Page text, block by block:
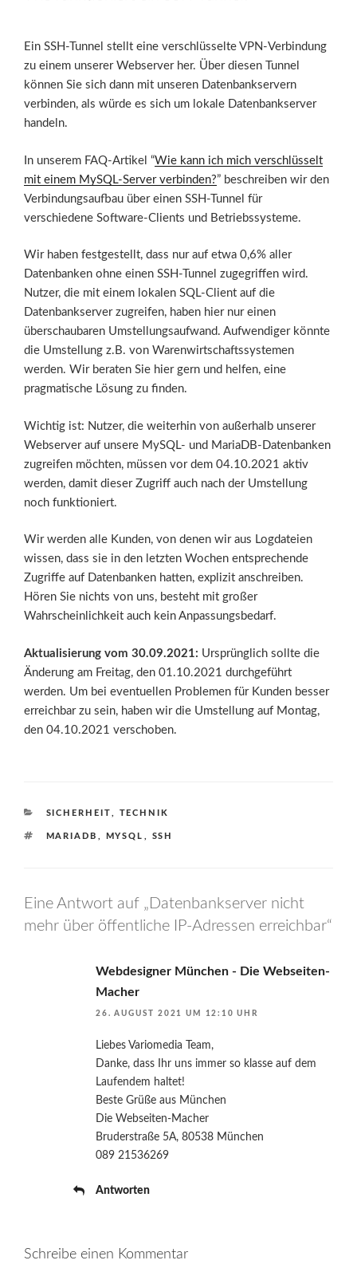
Ein SSH-Tunnel stellt eine verschlüsselte VPN-Verbindung
zu einem unserer Webserver her. Über diesen Tunnel
können Sie sich dann mit unseren Datenbankservern
verbinden, als würde es sich um lokale Datenbankserver
handeln.
In unserem FAQ-Artikel “Wie kann ich mich verschlüsselt
mit einem MySQL-Server verbinden?” beschreiben wir den
Verbindungsaufbau über einen SSH-Tunnel für
verschiedene Software-Clients und Betriebssysteme.
Wir haben festgestellt, dass nur auf etwa 0,6% aller
Datenbanken ohne einen SSH-Tunnel zugegriffen wird.
Nutzer, die mit einem lokalen SQL-Client auf die
Datenbankserver zugreifen, haben hier nur einen
überschaubaren Umstellungsaufwand. Aufwendiger könnte
die Umstellung z.B. von Warenwirtschaftssystemen
werden. Wir beraten Sie hier gern und helfen, eine
pragmatische Lösung zu finden.
Wichtig ist: Nutzer, die weiterhin von außerhalb unserer
Webserver auf unsere MySQL- und MariaDB-Datenbanken
zugreifen möchten, müssen vor dem 04.10.2021 aktiv
werden, damit dieser Zugriff auch nach der Umstellung
noch funktioniert.
Wir werden alle Kunden, von denen wir aus Logdateien
wissen, dass sie in den letzten Wochen entsprechende
Zugriffe auf Datenbanken hatten, explizit anschreiben.
Hören Sie nichts von uns, besteht mit großer
Wahrscheinlichkeit auch kein Anpassungsbedarf.
Aktualisierung vom 30.09.2021: Ursprünglich sollte die
Änderung am Freitag, den 01.10.2021 durchgeführt
werden. Um bei eventuellen Problemen für Kunden besser
erreichbar zu sein, haben wir die Umstellung auf Montag,
den 04.10.2021 verschoben.
KATEGORIEN
SICHERHEIT , TECHNIK
SCHLAGWÖRTER
MARIADB , MYSQL , SSH
Eine Antwort auf „Datenbankserver nicht
mehr über öffentliche IP-Adressen erreichbar“
Webdesigner München - Die Webseiten-
Macher
26. AUGUST 2021 UM 12:10 UHR
Liebes Variomedia Team,
Danke, dass Ihr uns immer so klasse auf dem
Laufendem haltet!
Beste Grüße aus München
Die Webseiten-Macher
Bruderstraße 5A, 80538 München
089 21536269
Antworten
Schreibe einen Kommentar